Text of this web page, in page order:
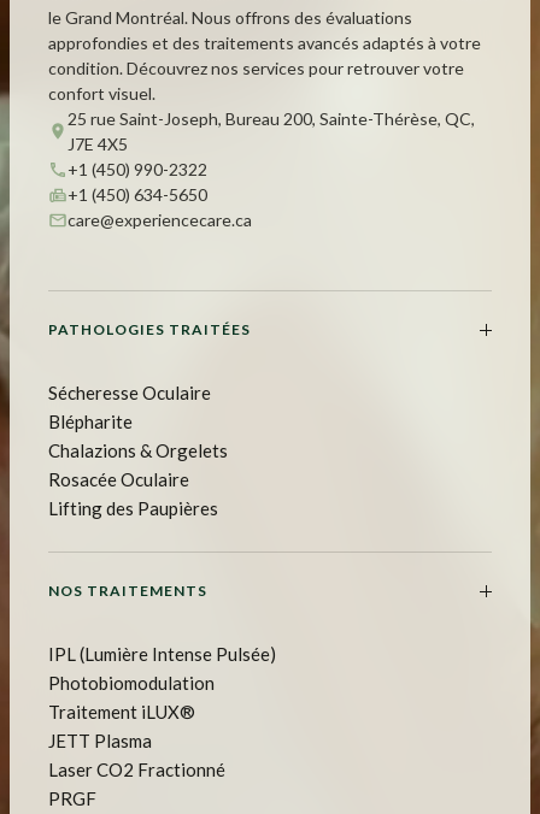
le Grand Montréal. Nous offrons des évaluations
approfondies et des traitements avancés adaptés à votre
condition. Découvrez nos services pour retrouver votre
confort visuel.
25 rue Saint-Joseph, Bureau 200, Sainte-Thérèse, QC,
J7E 4X5
+1 (450) 990-2322
+1 (450) 634-5650
care@experiencecare.ca
PATHOLOGIES TRAITÉES
Sécheresse Oculaire
Blépharite
Chalazions & Orgelets
Rosacée Oculaire
Lifting des Paupières
NOS TRAITEMENTS
IPL (Lumière Intense Pulsée)
Photobiomodulation
Traitement iLUX®
JETT Plasma
Laser CO2 Fractionné
PRGF